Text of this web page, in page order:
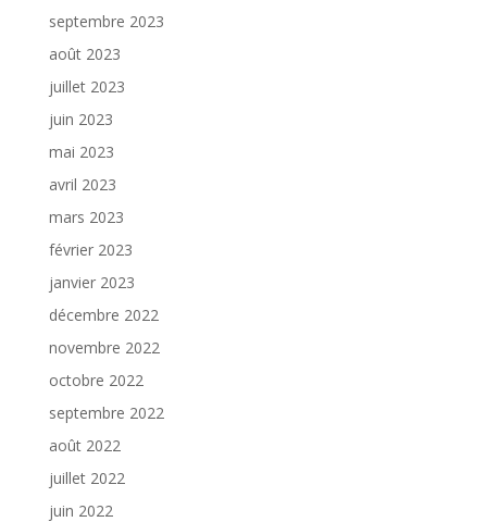
septembre 2023
août 2023
juillet 2023
juin 2023
mai 2023
avril 2023
mars 2023
février 2023
janvier 2023
décembre 2022
novembre 2022
octobre 2022
septembre 2022
août 2022
juillet 2022
juin 2022